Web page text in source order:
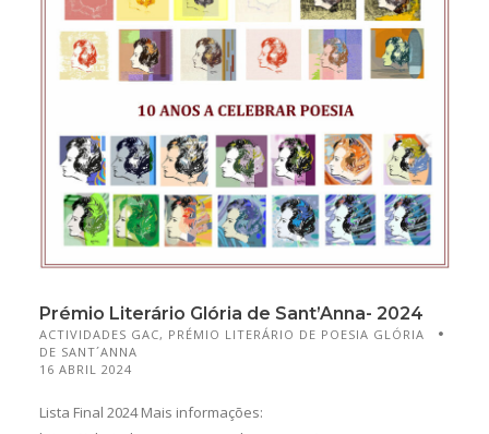
Prémio Literário Glória de Sant’Anna- 2024
ACTIVIDADES GAC, PRÉMIO LITERÁRIO DE POESIA GLÓRIA
DE SANT´ANNA
16 ABRIL 2024
Lista Final 2024 Mais informações: